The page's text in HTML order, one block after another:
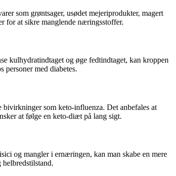
som grøntsager, usødet mejeriprodukter, magert
for at sikre manglende næringsstoffer.
kulhydratindtaget og øge fedtindtaget, kan kroppen
med diabetes.
som keto-influenza. Det anbefales at
at følge en keto-diæt på lang sigt.
og mangler i ernæringen, kan man skabe en mere